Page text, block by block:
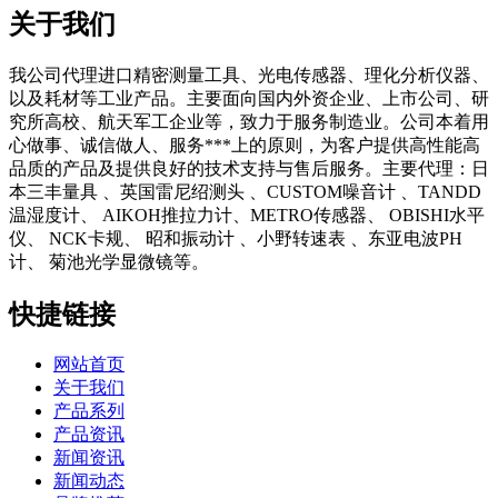
关于我们
我公司代理进口精密测量工具、光电传感器、理化分析仪器、
以及耗材等工业产品。主要面向国内外资企业、上市公司、研
究所高校、航天军工企业等，致力于服务制造业。公司本着用
心做事、诚信做人、服务***上的原则，为客户提供高性能高
品质的产品及提供良好的技术支持与售后服务。主要代理：日
本三丰量具 、英国雷尼绍测头 、CUSTOM噪音计 、TANDD
温湿度计、 AIKOH推拉力计、METRO传感器、 OBISHI水平
仪、 NCK卡规、 昭和振动计 、小野转速表 、东亚电波PH
计、 菊池光学显微镜等。
快捷链接
网站首页
关于我们
产品系列
产品资讯
新闻资讯
新闻动态